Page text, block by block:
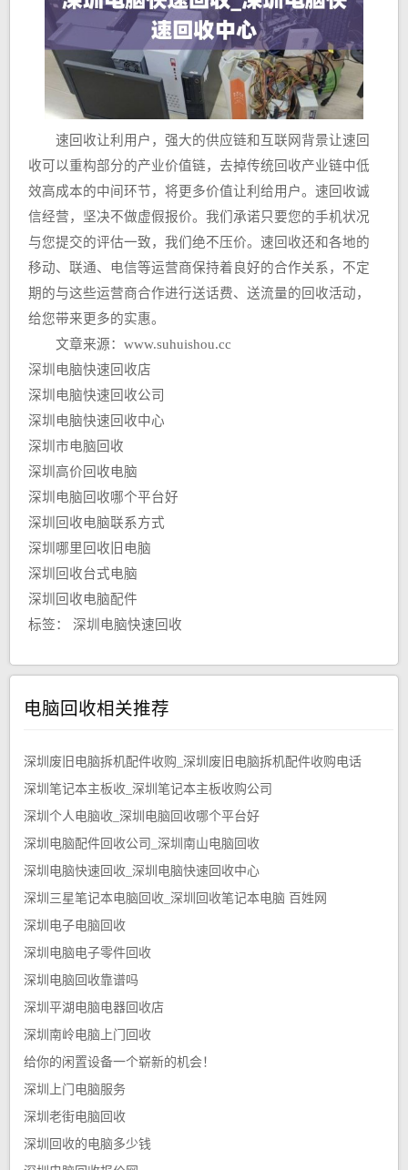
速回收让利用户，强大的供应链和互联网背景让速回
收可以重构部分的产业价值链，去掉传统回收产业链中低
效高成本的中间环节，将更多价值让利给用户。速回收诚
信经营，坚决不做虚假报价。我们承诺只要您的手机状况
与您提交的评估一致，我们绝不压价。速回收还和各地的
移动、联通、电信等运营商保持着良好的合作关系，不定
期的与这些运营商合作进行送话费、送流量的回收活动，
给您带来更多的实惠。
文章来源：www.suhuishou.cc
深圳电脑快速回收店
深圳电脑快速回收公司
深圳电脑快速回收中心
深圳市电脑回收
深圳高价回收电脑
深圳电脑回收哪个平台好
深圳回收电脑联系方式
深圳哪里回收旧电脑
深圳回收台式电脑
深圳回收电脑配件
标签：
深圳电脑快速回收
电脑回收相关推荐
深圳废旧电脑拆机配件收购_深圳废旧电脑拆机配件收购电话
深圳笔记本主板收_深圳笔记本主板收购公司
深圳个人电脑收_深圳电脑回收哪个平台好
深圳电脑配件回收公司_深圳南山电脑回收
深圳电脑快速回收_深圳电脑快速回收中心
深圳三星笔记本电脑回收_深圳回收笔记本电脑 百姓网
深圳电子电脑回收
深圳电脑电子零件回收
深圳电脑回收靠谱吗
深圳平湖电脑电器回收店
深圳南岭电脑上门回收
给你的闲置设备一个崭新的机会！
深圳上门电脑服务
深圳老街电脑回收
深圳回收的电脑多少钱